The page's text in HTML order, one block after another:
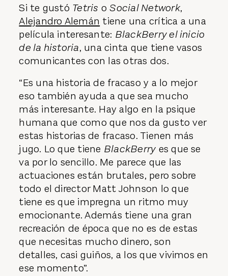
Si te gustó Tetris oSocial Network,
Alejandro Alemán tiene una crítica a una
película interesante: BlackBerry el inicio
de la historia, una cinta que tiene vasos
comunicantes con las otras dos.
“Es una historia de fracaso y a lo mejor
eso también ayuda a que sea mucho
más interesante. Hay algo en la psique
humana que como que nos da gusto ver
estas historias de fracaso. Tienen más
jugo. Lo que tiene BlackBerry es que se
va por lo sencillo. Me parece que las
actuaciones están brutales, pero sobre
todo el director Matt Johnson lo que
tiene es que impregna un ritmo muy
emocionante. Además tiene una gran
recreación de época que no es de estas
que necesitas mucho dinero, son
detalles, casi guiños, a los que vivimos en
ese momento”.